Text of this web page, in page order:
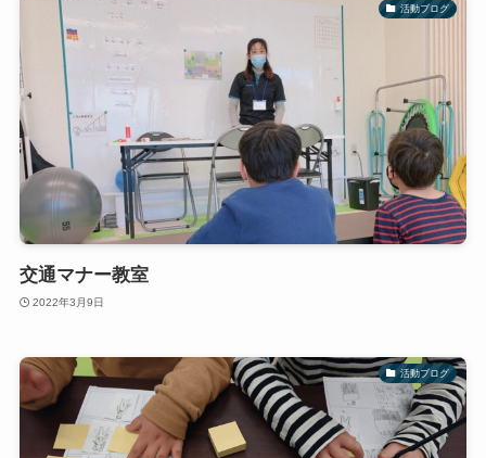
活動ブログ
交通マナー教室
2022年3月9日
活動ブログ